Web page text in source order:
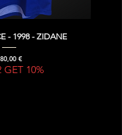
- 1998 - ZIDANE
€
GET 10%